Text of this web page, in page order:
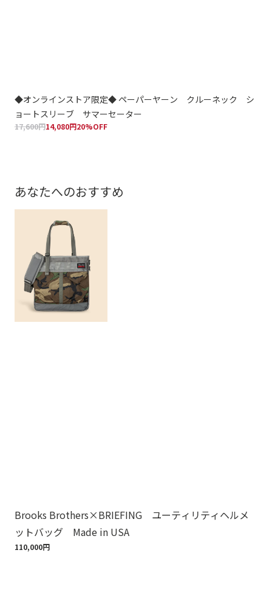
◆オンラインストア限定◆ ペーパーヤーン クルーネック シ
ョートスリーブ サマーセーター
17,600円14,080円20%OFF
あなたへのおすすめ
Brooks Brothers×BRIEFING ユーティリティヘルメ
ットバッグ Made in USA
110,000円